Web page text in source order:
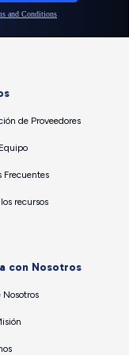
de Proveedores
Frecuentes
recursos
con Nosotros
Nosotros